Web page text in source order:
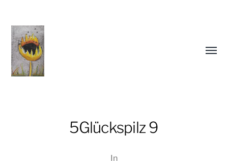
Menü
5Glückspilz 9
In